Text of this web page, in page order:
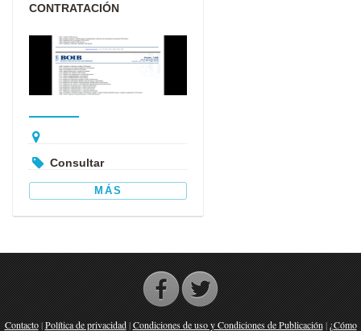
CONTRATACIÓN
CONSERVATORIO
SUPERIOR DE...
Consultar
MÁS
Contacto|Política de privacidad|Condiciones de uso y Condiciones de Publicación|¿Cómo